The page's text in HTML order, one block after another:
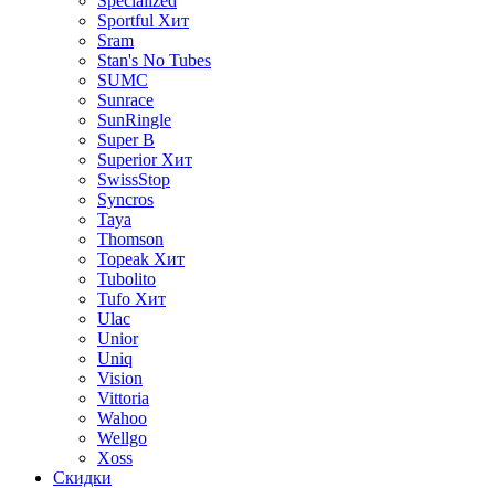
Sportful Хит
Sram
Stan's No Tubes
SUMC
Sunrace
SunRingle
Super B
Superior Хит
SwissStop
Syncros
Taya
Thomson
Topeak Хит
Tubolito
Tufo Хит
Ulac
Unior
Uniq
Vision
Vittoria
Wahoo
Wellgo
Xoss
Скидки